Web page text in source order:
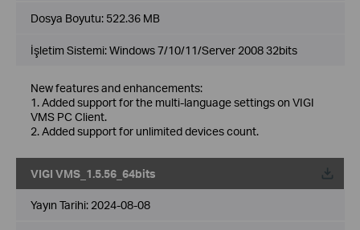
Dosya Boyutu: 522.36 MB
İşletim Sistemi: Windows 7/10/11/Server 2008 32bits
New features and enhancements:
1. Added support for the multi-language settings on VIGI
VMS PC Client.
2. Added support for unlimited devices count.
VIGI VMS_1.5.56_64bits
Yayın Tarihi: 2024-08-08